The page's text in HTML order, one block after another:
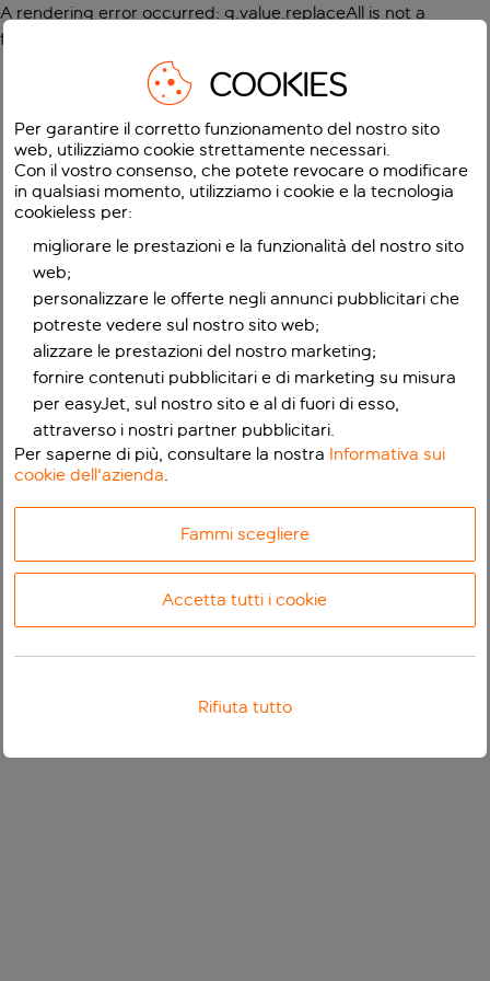
A rendering error occurred: g.value.replaceAll is not a
function
COOKIES
Per garantire il corretto funzionamento del nostro sito
web, utilizziamo cookie strettamente necessari.
Con il vostro consenso, che potete revocare o modificare
in qualsiasi momento, utilizziamo i cookie e la tecnologia
cookieless per:
migliorare le prestazioni e la funzionalità del nostro sito
web;
personalizzare le offerte negli annunci pubblicitari che
potreste vedere sul nostro sito web;
alizzare le prestazioni del nostro marketing;
fornire contenuti pubblicitari e di marketing su misura
per easyJet, sul nostro sito e al di fuori di esso,
attraverso i nostri partner pubblicitari.
Per saperne di più, consultare la nostra Informativa sui
cookie dell'azienda.
Fammi scegliere
Accetta tutti i cookie
Rifiuta tutto